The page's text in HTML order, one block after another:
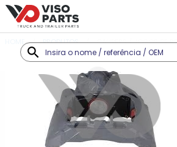
PRODUTOS CALIPERS / JOGOS DE